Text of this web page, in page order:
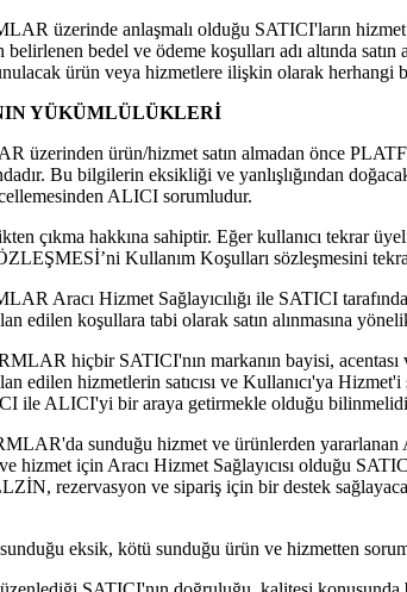
üzerinde anlaşmalı olduğu SATICI'ların
bedel ve ödeme koşulları adı altında
ürün veya hizmetlere ilişkin olarak herhangi
YÜKÜMLÜLÜKLERİ
üzerinden ürün/hizmet satın almadan önce
Bu bilgilerin eksikliği ve yanlışlığından
ALICI sorumludur.
çıkma hakkına sahiptir. Eğer kullanıcı tekrar
Kullanım Koşulları sözleşmesini
Aracı Hizmet Sağlayıcılığı ile SATICI
edilen koşullara tabi olarak satın alınmasına
hiçbir SATICI'nın markanın bayisi, acentası
edilen hizmetlerin satıcısı ve Kullanıcı'ya
ile ALICI'yi bir araya getirmekle olduğu
sunduğu hizmet ve ürünlerden yararlanan
hizmet için Aracı Hizmet Sağlayıcısı olduğu
rezervasyon ve sipariş için bir destek
eksik, kötü sunduğu ürün ve hizmetten